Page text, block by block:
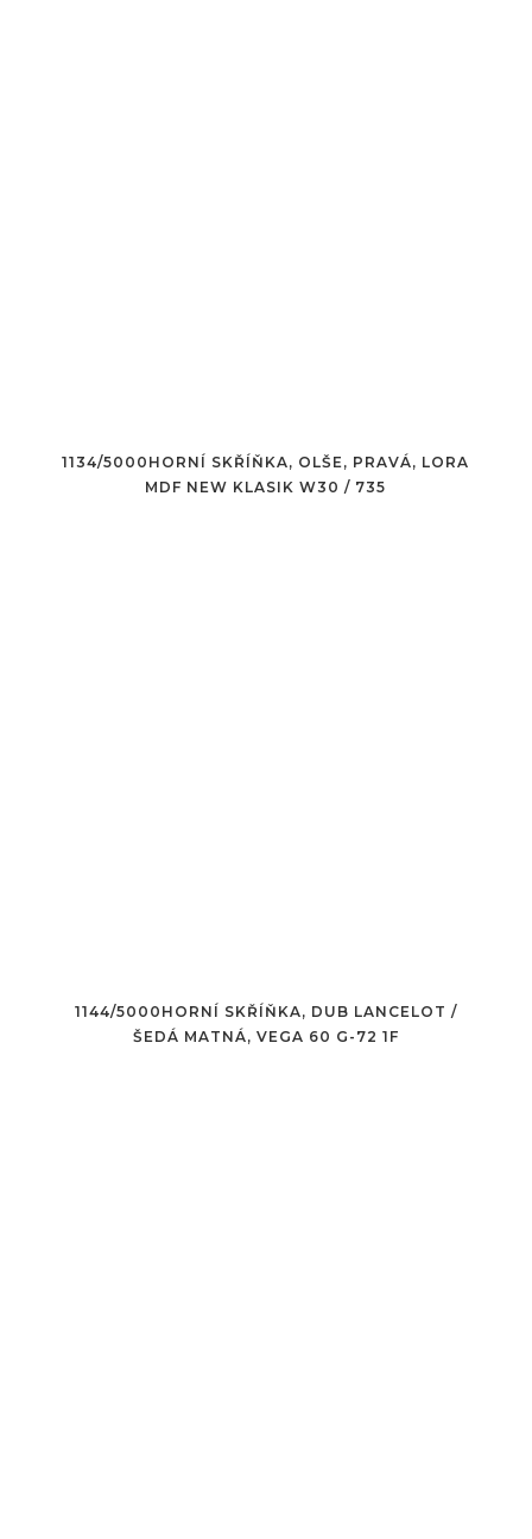
1134/5000HORNÍ SKŘÍŇKA, OLŠE, PRAVÁ, LORA
MDF NEW KLASIK W30 / 735
1144/5000HORNÍ SKŘÍŇKA, DUB LANCELOT /
ŠEDÁ MATNÁ, VEGA 60 G-72 1F